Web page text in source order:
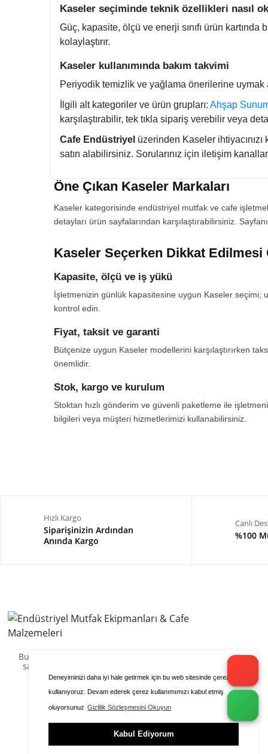
Deneyiminizi daha iyi hale getirmek için bu web sitesinde çerezleri
kullanıyoruz. Devam ederek çerez kullanımımızı kabul etmiş
oluyorsunuz Gizlilik Sözleşmesini Okuyun
Kabul Ediyorum
Kaseler seçiminde teknik özellikleri nasıl
Güç, kapasite, ölçü ve enerji sınıfı ürün
kolaylaştırır.
Kaseler kullanımında bakım takvimi
Periyodik temizlik ve yağlama önerilerine uymak
İlgili alt kategoriler ve ürün grupları: Ahşap
karşılaştırabilir, tek tıkla sipariş verebilir veya
Cafe Endüstriyel üzerinden Kaseler
satın alabilirsiniz. Sorularınız için iletişim
Öne Çıkan Kaseler Markaları
Kaseler kategorisinde endüstriyel mutfak ve cafe
detayları ürün sayfalarından karşılaştırabilirsiniz.
Kaseler Seçerken Dikkat Edilmesi
Kapasite, ölçü ve iş yükü
İşletmenizin günlük kapasitesine uygun Kaseler seçimi;
kontrol edin.
Fiyat, taksit ve garanti
Bütçenize uygun Kaseler modellerini karşılaştırırken
önemlidir.
Stok, kargo ve kurulum
Stoktan hızlı gönderim ve güvenli paketleme ile
bilgileri veya müşteri hizmetlerimizi kullanabilirsiniz.
Hızlı Kargo
Siparişinizin Ardından
Anında Kargo
Canlı
%100
Bu sitenin içeriği ve görselleri kopyalanamaz veya
satılamaz.
hazırlanmıştır.